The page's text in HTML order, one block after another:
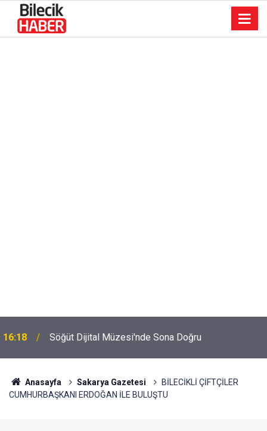
16:18 Söğüt Dijital Müzesi'nde Sona Doğru
Anasayfa Sakarya Gazetesi
BİLECİKLİ ÇİFTÇİLER
CUMHURBAŞKANI ERDOĞAN İLE BULUŞTU